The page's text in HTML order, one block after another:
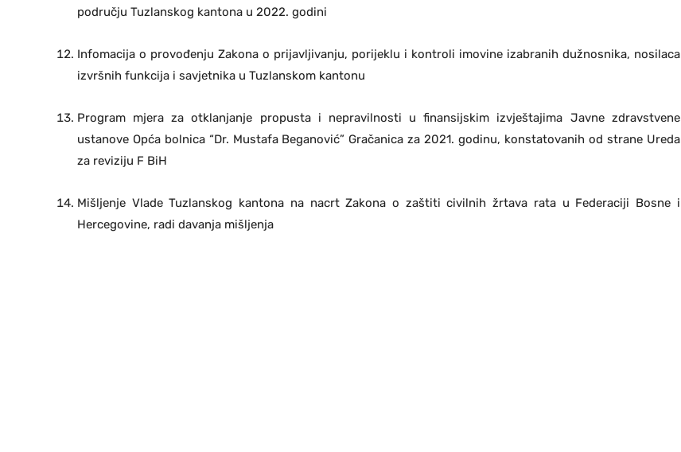
području Tuzlanskog kantona u 2022. godini
Infomacija o provođenju Zakona o prijavljivanju, porijeklu i kontroli imovine izabranih dužnosnika, nosilaca
izvršnih funkcija i savjetnika u Tuzlanskom kantonu
Program mjera za otklanjanje propusta i nepravilnosti u finansijskim izvještajima Javne zdravstvene
ustanove Opća bolnica “Dr. Mustafa Beganović” Gračanica za 2021. godinu, konstatovanih od strane Ureda
za reviziju F BiH
Mišljenje Vlade Tuzlanskog kantona na nacrt Zakona o zaštiti civilnih žrtava rata u Federaciji Bosne i
Hercegovine, radi davanja mišljenja